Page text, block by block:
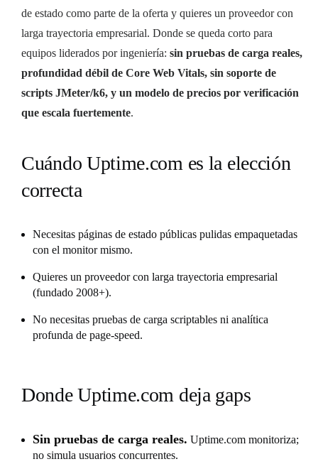
de estado como parte de la oferta y quieres un proveedor con
larga trayectoria empresarial. Donde se queda corto para
equipos liderados por ingeniería: sin pruebas de carga reales,
profundidad débil de Core Web Vitals, sin soporte de
scripts JMeter/k6, y un modelo de precios por verificación
que escala fuertemente.
Cuándo Uptime.com es la elección
correcta
Necesitas páginas de estado públicas pulidas empaquetadas
con el monitor mismo.
Quieres un proveedor con larga trayectoria empresarial
(fundado 2008+).
No necesitas pruebas de carga scriptables ni analítica
profunda de page-speed.
Donde Uptime.com deja gaps
Sin pruebas de carga reales. Uptime.com monitoriza;
no simula usuarios concurrentes.